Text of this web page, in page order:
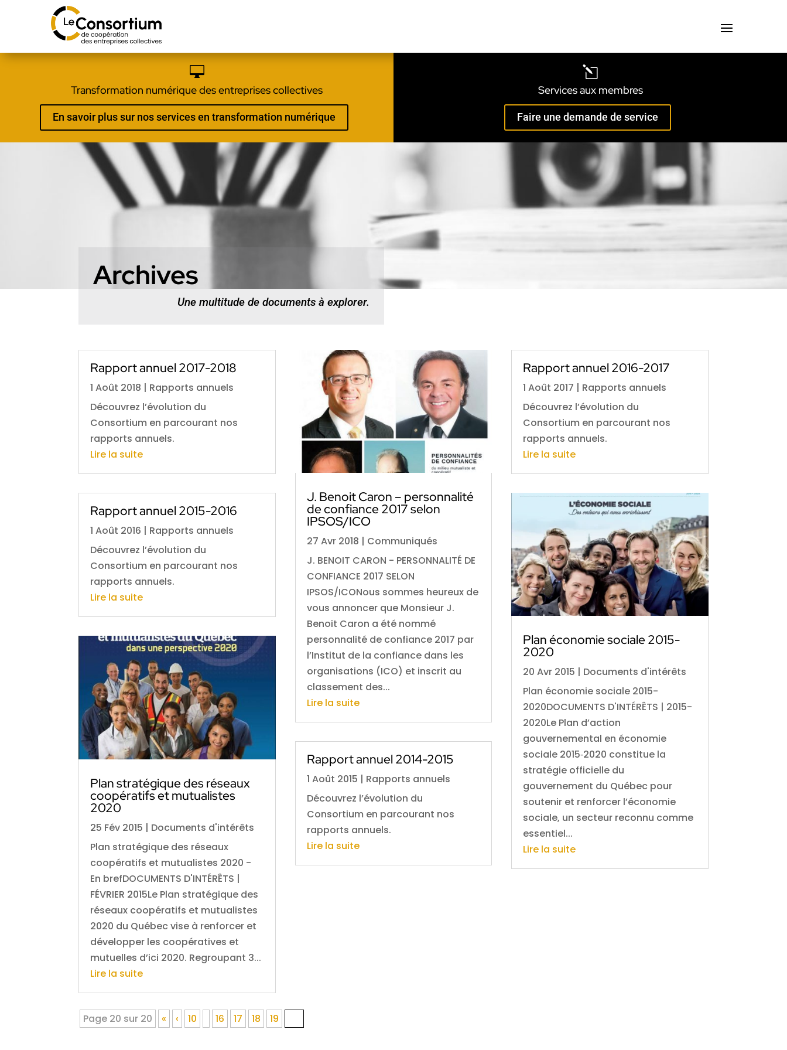

Transformation numérique des entreprises collectives
En savoir plus sur nos services en transformation numérique
l
Services aux membres
Faire une demande de service
Archives
Une multitude de documents à explorer.
Rapport annuel 2017-2018
1 Août 2018 | Rapports annuels
Découvrez l’évolution du
Consortium en parcourant nos
rapports annuels.
Lire la suite
Rapport annuel 2015-2016
1 Août 2016 | Rapports annuels
Découvrez l’évolution du
Consortium en parcourant nos
rapports annuels.
Lire la suite
Plan stratégique des réseaux
coopératifs et mutualistes
2020
25 Fév 2015 | Documents d'intérêts
Plan stratégique des réseaux
coopératifs et mutualistes 2020 -
En brefDOCUMENTS D'INTÉRÊTS |
FÉVRIER 2015Le Plan stratégique des
réseaux coopératifs et mutualistes
2020 du Québec vise à renforcer et
développer les coopératives et
mutuelles d’ici 2020. Regroupant 3...
Lire la suite
J. Benoit Caron – personnalité
de confiance 2017 selon
IPSOS/ICO
27 Avr 2018 | Communiqués
J. BENOIT CARON - PERSONNALITÉ DE
CONFIANCE 2017 SELON
IPSOS/ICONous sommes heureux de
vous annoncer que Monsieur J.
Benoit Caron a été nommé
personnalité de confiance 2017 par
l’Institut de la confiance dans les
organisations (ICO) et inscrit au
classement des...
Lire la suite
Rapport annuel 2014-2015
1 Août 2015 | Rapports annuels
Découvrez l’évolution du
Consortium en parcourant nos
rapports annuels.
Lire la suite
Rapport annuel 2016-2017
1 Août 2017 | Rapports annuels
Découvrez l’évolution du
Consortium en parcourant nos
rapports annuels.
Lire la suite
Plan économie sociale 2015-
2020
20 Avr 2015 | Documents d'intérêts
Plan économie sociale 2015-
2020DOCUMENTS D'INTÉRÊTS | 2015-
2020Le Plan d’action
gouvernemental en économie
sociale 2015‑2020 constitue la
stratégie officielle du
gouvernement du Québec pour
soutenir et renforcer l’économie
sociale, un secteur reconnu comme
essentiel...
Lire la suite
Page 20 sur 20 « ‹ 10 16 17 18 19